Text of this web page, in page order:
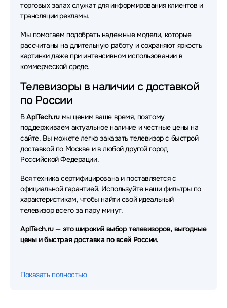
торговых залах служат для информирования клиентов и
трансляции рекламы.
Мы помогаем подобрать надежные модели, которые
рассчитаны на длительную работу и сохраняют яркость
картинки даже при интенсивном использовании в
коммерческой среде.
Телевизоры в наличии с доставкой
по России
ВAplTech.ruмы ценим ваше время, поэтому
поддерживаем актуальное наличие и честные цены на
сайте. Вы можете легко заказать телевизор с быстрой
доставкой по Москве и в любой другой город
Российской Федерации.
Вся техника сертифицирована и поставляется с
официальной гарантией. Используйте наши фильтры по
характеристикам, чтобы найти свой идеальный
телевизор всего за пару минут.
AplTech.ru — это широкий выбор телевизоров, выгодные
цены и быстрая доставка по всей России.
Показать полностью